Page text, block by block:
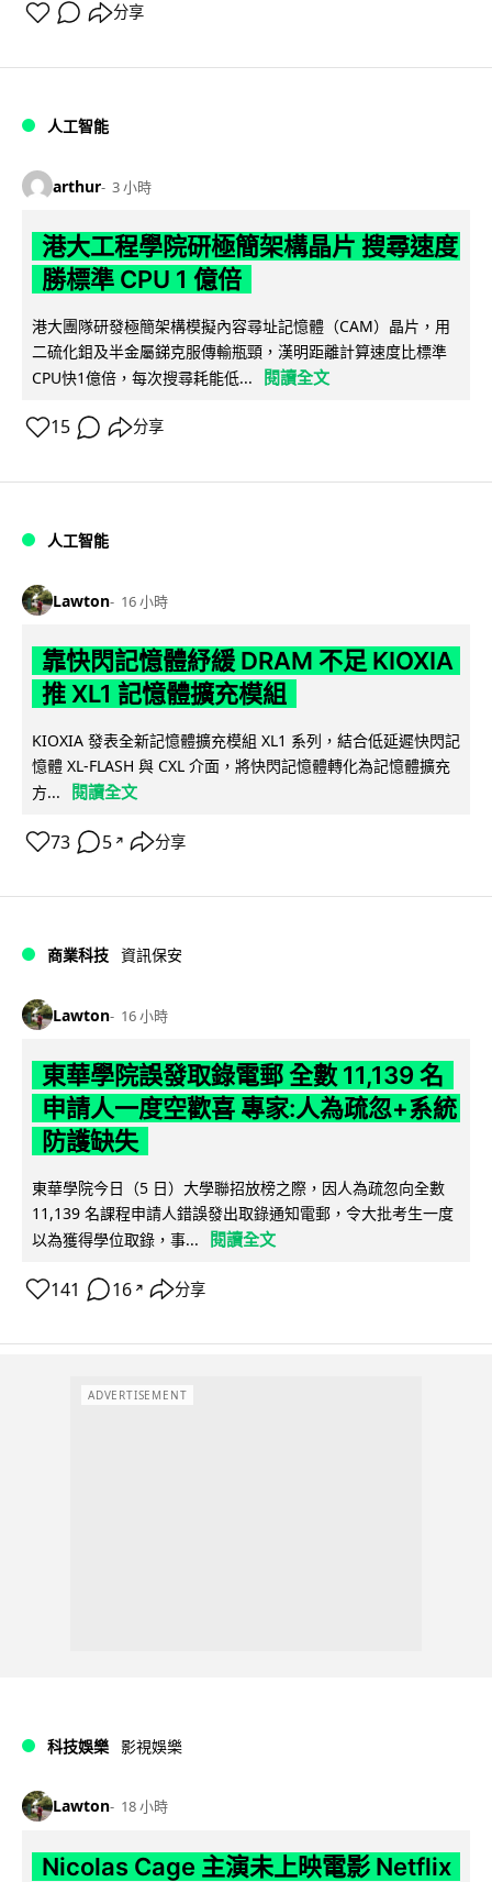
分享
人工智能
arthur 3 小時
港大工程學院研極簡架構晶片 搜尋速度
勝標準 CPU 1 億倍
港大團隊研發極簡架構模擬內容尋址記憶體（CAM）晶片，用
二硫化鉬及半金屬銻克服傳輸瓶頸，漢明距離計算速度比標準
CPU快1億倍，每次搜尋耗能低...
閱讀全文
15 分享
人工智能
Lawton 16 小時
靠快閃記憶體紓緩 DRAM 不足 KIOXIA
推 XL1 記憶體擴充模組
KIOXIA 發表全新記憶體擴充模組 XL1 系列，結合低延遲快閃記
憶體 XL-FLASH 與 CXL 介面，將快閃記憶體轉化為記憶體擴充
方...
閱讀全文
73 5 ↗ 分享
商業科技 資訊保安
Lawton 16 小時
東華學院誤發取錄電郵 全數 11,139 名
申請人一度空歡喜 專家:人為疏忽+系統
防護缺失
東華學院今日（5 日）大學聯招放榜之際，因人為疏忽向全數
11,139 名課程申請人錯誤發出取錄通知電郵，令大批考生一度
以為獲得學位取錄，事...
閱讀全文
141 16 ↗ 分享
ADVERTISEMENT
科技娛樂 影視娛樂
Lawton 18 小時
Nicolas Cage 主演未上映電影 Netflix